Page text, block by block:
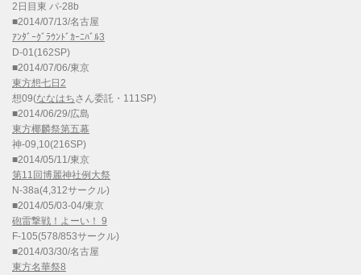
2日目東 パ-28b
■2014/07/13/名古屋
ｱﾝﾀﾞｰｸﾞﾗｳﾝﾄﾞｶｰﾆﾊﾞﾙ3
D-01(162SP)
■2014/07/06/東京
東方想七日2
想09(ななはちさん委託・111SP)
■2014/06/29/広島
東方椰麟祭第五幕
神-09,10(216SP)
■2014/05/11/東京
第11回博麗神社例大祭
N-38a(4,312サークル)
■2014/05/03-04/東京
砲雷撃戦！よーい！ 9
F-105(578/853サークル)
■2014/03/30/名古屋
東方名華祭8